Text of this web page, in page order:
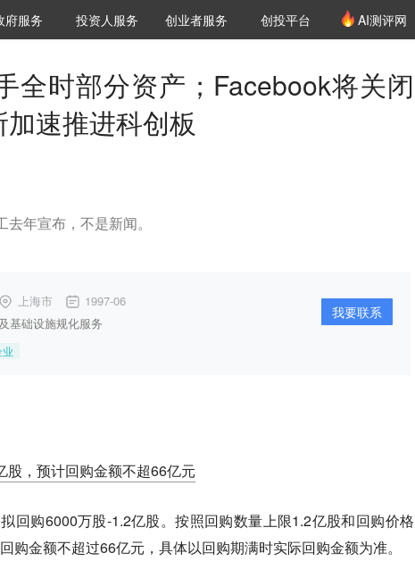
市之窗
府服务 VClub投资机构库
投资机构职位推介
投资人服务 创投氪堂
创业者服务 创投平台 AI测评网
全时部分资产；Facebook将关闭
速推进科创板
年宣布，不是新闻。
上海市 1997-06
基础设施规化服务
我要联系
股，预计回购金额不超66亿元
回购6000万股-1.2亿股。按照回购数量上限1.2亿股和回购价格
购金额不超过66亿元，具体以回购期满时实际回购金额为准。